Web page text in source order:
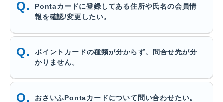
Pontaカードに登録してある住所や氏名の会員情
報を確認/変更したい。
ポイントカードの種類が分からず、問合せ先が分
かりません。
おさいふPontaカードについて問い合わせたい。